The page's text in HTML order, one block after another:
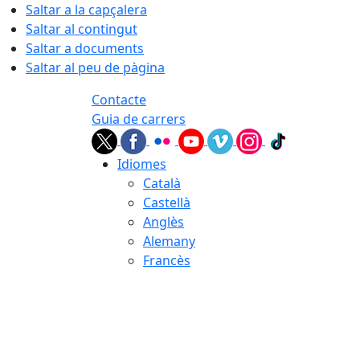
Saltar a la capçalera
Saltar al contingut
Saltar a documents
Saltar al peu de pàgina
Contacte
Guia de carrers
Idiomes
Català
Castellà
Anglès
Alemany
Francès